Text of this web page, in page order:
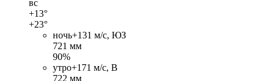
вс
+13°
+23°
ночь+131 м/c, ЮЗ
721 мм
90%
утро+171 м/c, В
722 мм